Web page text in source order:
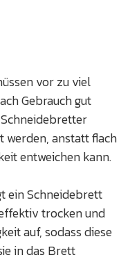
vor zu viel
Gebrauch gut
Schneidebretter
anstatt flach
entweichen kann.
ein Schneidebrett
trocken und
auf, sodass diese
in das Brett